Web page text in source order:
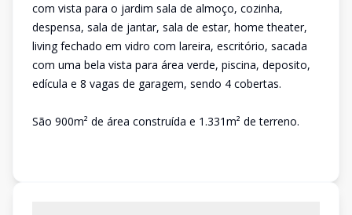
com vista para o jardim sala de almoço, cozinha,
despensa, sala de jantar, sala de estar, home theater,
living fechado em vidro com lareira, escritório, sacada
com uma bela vista para área verde, piscina, deposito,
edícula e 8 vagas de garagem, sendo 4 cobertas.
São 900m² de área construída e 1.331m² de terreno.